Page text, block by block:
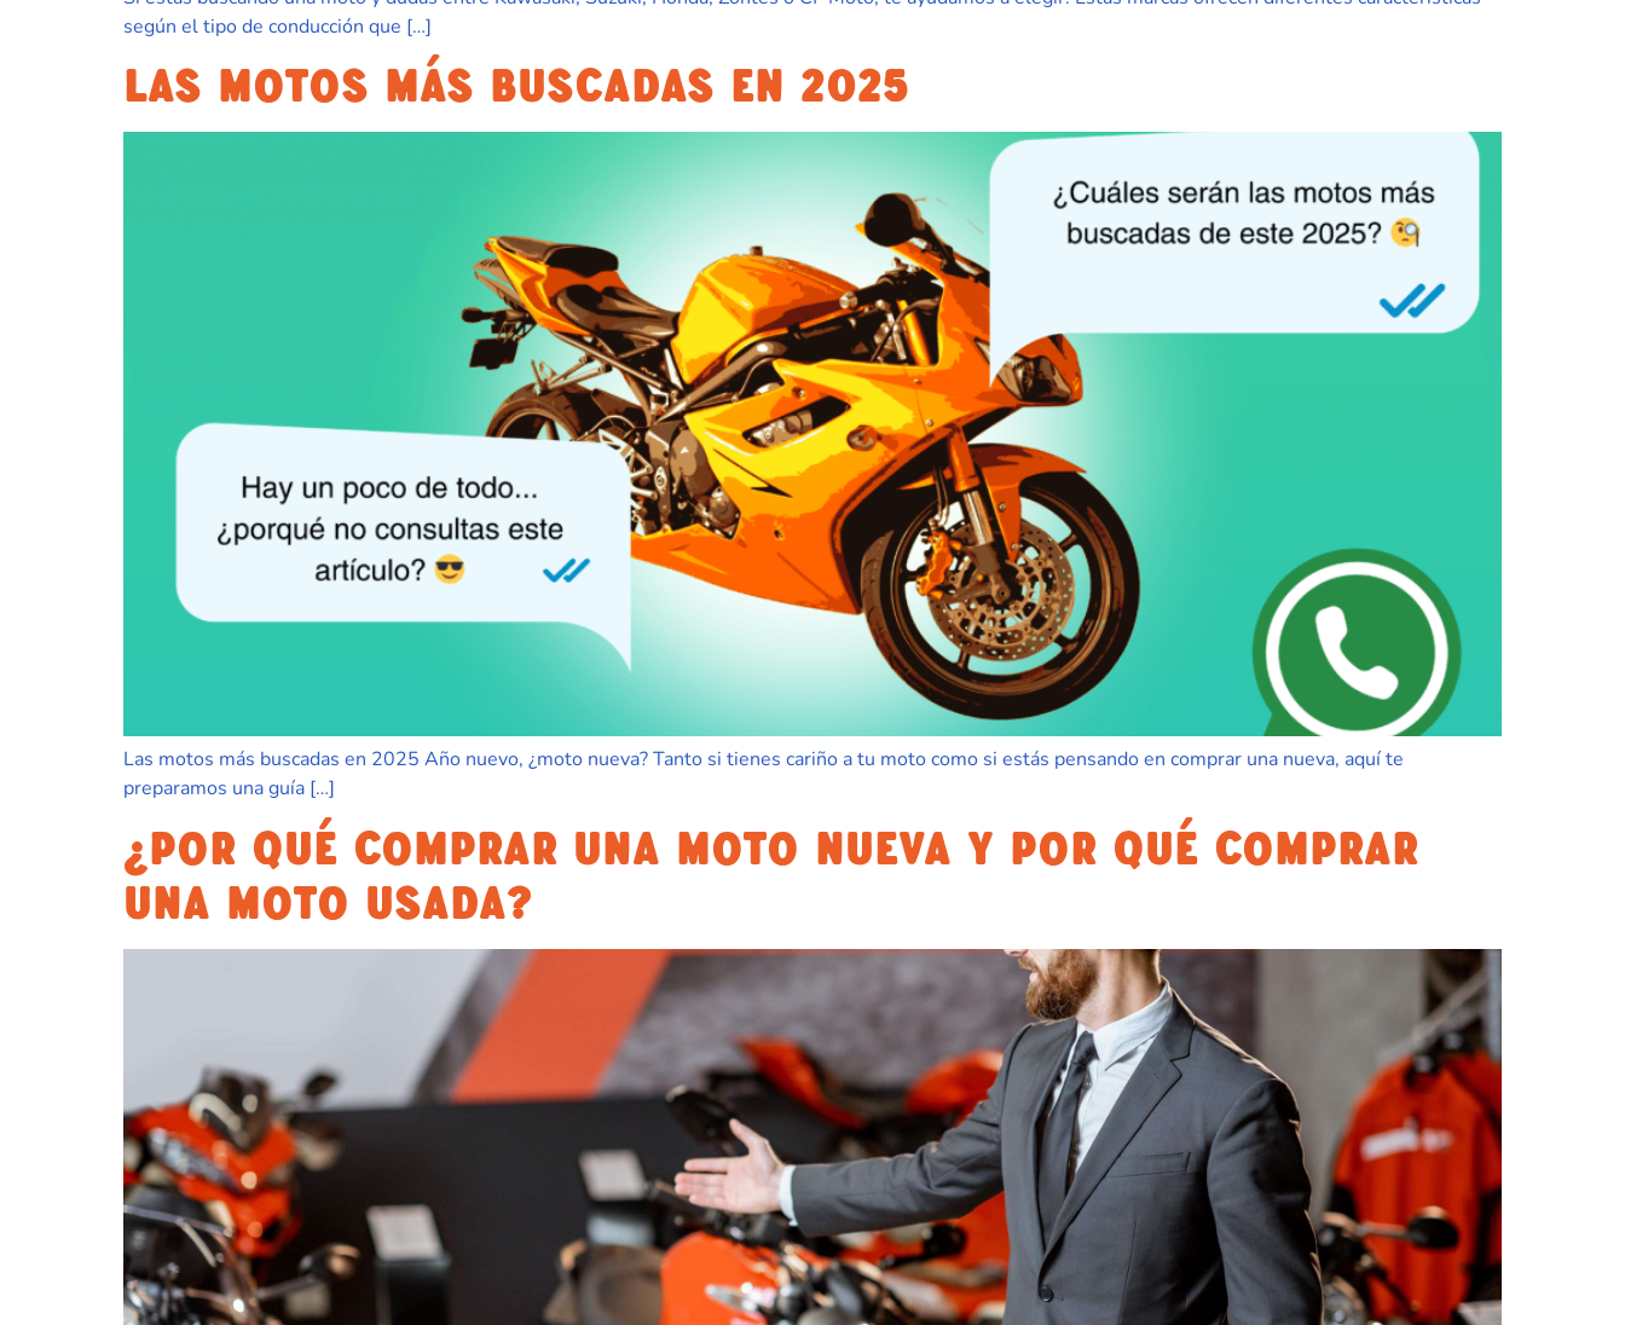
según el tipo de conducción que […]
LAS MOTOS MÁS BUSCADAS EN 2025
Las motos más buscadas en 2025 Año nuevo, ¿moto nueva? Tanto si tienes cariño a tu moto como si estás pensando en comprar una nueva, aquí te
preparamos una guía […]
¿POR QUÉ COMPRAR UNA MOTO NUEVA Y POR QUÉ COMPRAR
UNA MOTO USADA?